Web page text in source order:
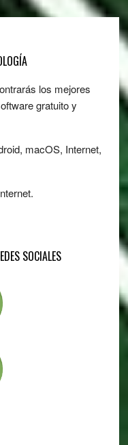
los mejores
gratuito y
macOS, Internet,
SOCIALES